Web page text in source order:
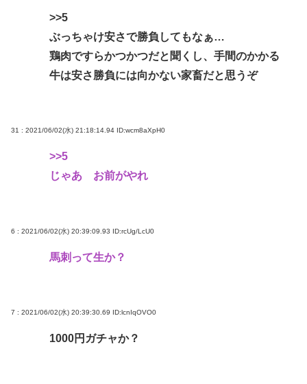
>>5
ぶっちゃけ安さで勝負してもなぁ…
鶏肉ですらかつかつだと聞くし、手間のかかる
牛は安さ勝負には向かない家畜だと思うぞ
31 : 2021/06/02(水) 21:18:14.94 ID:wcm8aXpH0
>>5
じゃあ お前がやれ
6 : 2021/06/02(水) 20:39:09.93 ID:rcUg/LcU0
馬刺って生か？
7 : 2021/06/02(水) 20:39:30.69 ID:lcnIqOVO0
1000円ガチャか？